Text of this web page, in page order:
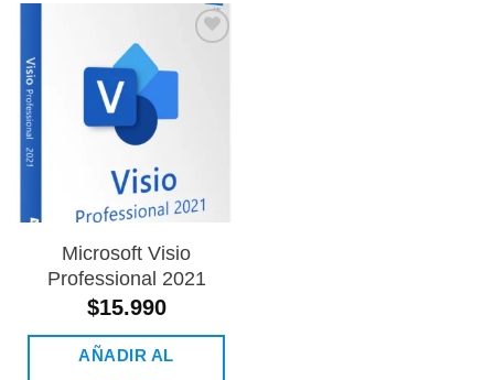
Microsoft Visio
Professional 2021
$15.990
AÑADIR AL